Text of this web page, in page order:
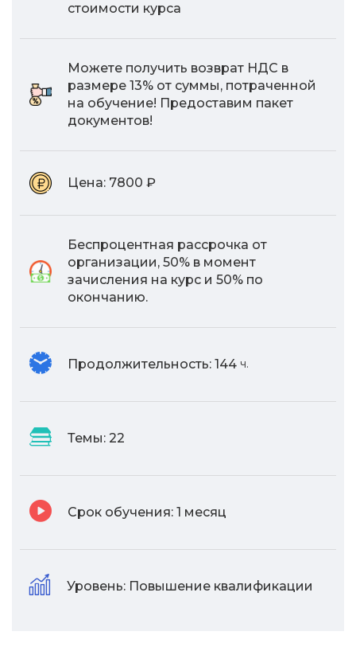
стоимости курса
Можете получить возврат НДС в
размере 13% от суммы, потраченной
на обучение! Предоставим пакет
документов!
Цена: 7800 ₽
Беспроцентная рассрочка от
организации, 50% в момент
зачисления на курс и 50% по
окончанию.
Продолжительность: 144 ч.
Темы: 22
Срок обучения: 1 месяц
Уровень: Повышение квалификации